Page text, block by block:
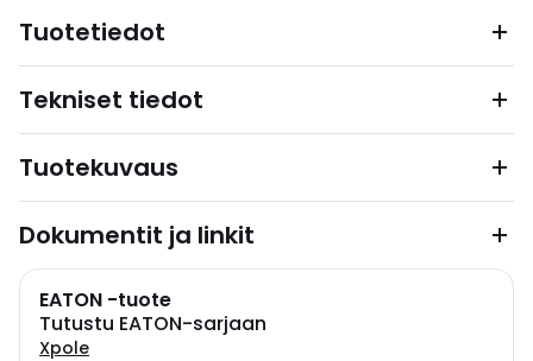
Tuotetiedot
Tekniset tiedot
Tuotekuvaus
Dokumentit ja linkit
EATON -tuote
Tutustu EATON-sarjaan
Xpole